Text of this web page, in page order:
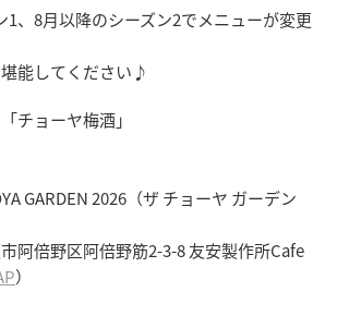
1、8月以降のシーズン2でメニューが変更
能してください♪
チョーヤ梅酒」
GARDEN 2026（ザ チョーヤ ガーデン
阿倍野区阿倍野筋2-3-8 友安製作所Cafe
）